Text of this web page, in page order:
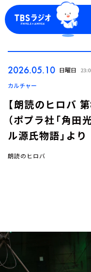
イベント・グッ
会社情報
2026.05.10 日曜日
カルチャー
【朗読のヒロバ
（ポプラ社「角
ル源氏物語」より
朗読のヒロバ